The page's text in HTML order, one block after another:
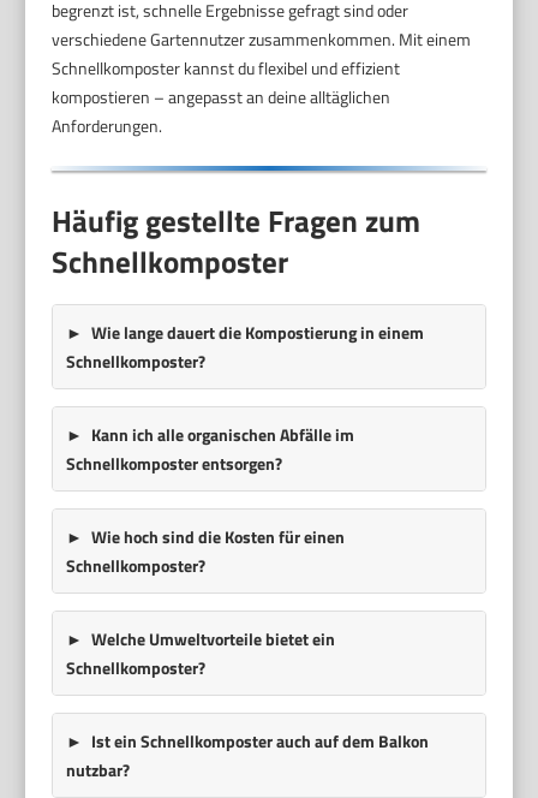
begrenzt ist, schnelle Ergebnisse gefragt sind oder
verschiedene Gartennutzer zusammenkommen. Mit einem
Schnellkomposter kannst du flexibel und effizient
kompostieren – angepasst an deine alltäglichen
Anforderungen.
Häufig gestellte Fragen zum
Schnellkomposter
Wie lange dauert die Kompostierung in einem
Schnellkomposter?
Kann ich alle organischen Abfälle im
Schnellkomposter entsorgen?
Wie hoch sind die Kosten für einen
Schnellkomposter?
Welche Umweltvorteile bietet ein
Schnellkomposter?
Ist ein Schnellkomposter auch auf dem Balkon
nutzbar?